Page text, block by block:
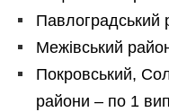
Павлоградський
Межівський
Покровський,
райони – по 1